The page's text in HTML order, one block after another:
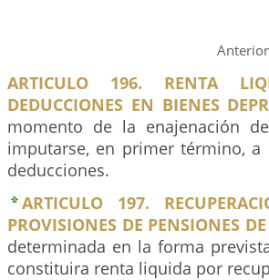
Anterior
ARTICULO 196. RENTA
DEDUCCIONES EN BIENES
momento de la enajenación
imputarse, en primer término,
deducciones.
ARTICULO 197.
PROVISIONES DE PENSIONES
determinada en la forma
constituira renta liquida por